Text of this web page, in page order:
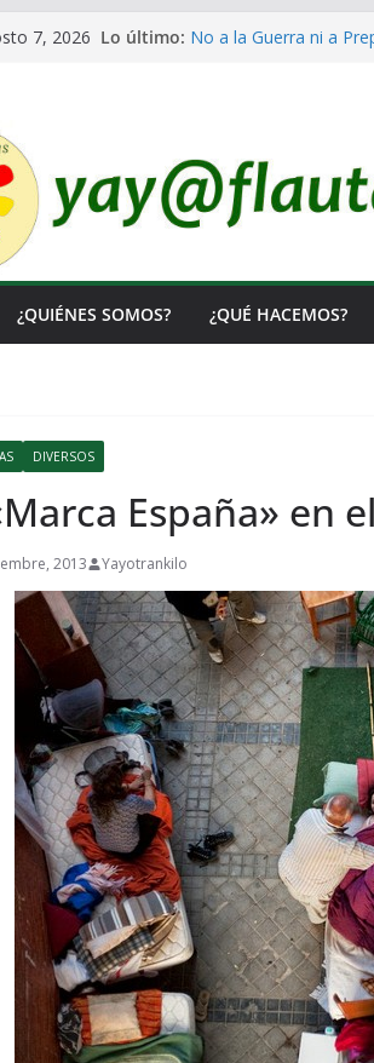
7, 2026 Lo último: No a la Guerra ni a
¿QUIÉNES SOMOS? ¿QUÉ HACEMOS?
DIVERSOS
España» en
2013 Yayotrankilo